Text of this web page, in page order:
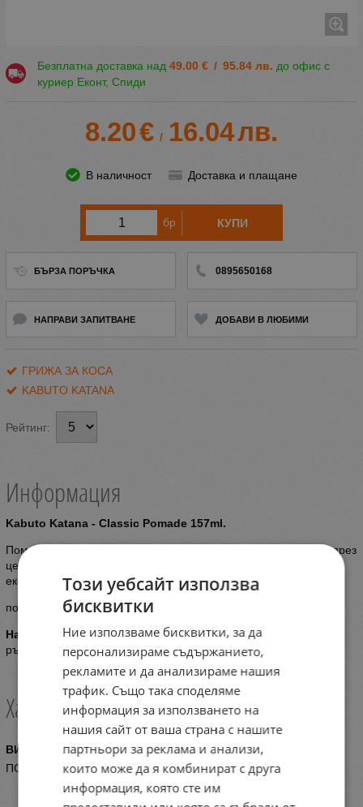
Безплатна доставка над 49.00 € / 95.84 лв. до офис с
куриер Еконт, Спиди
8.20€ / 16.04лв.
В наличност Доставка и плащане
бр КУПИ
БЪРЗА ПОРЪЧКА 0895650168
НАПРАВИ ЗАПИТВАНЕ ДОБАВИ В ЛЮБИМИ
ГРИЖА ЗА КОСА
KABUTO KATANA
Рейтинг:
Информация
Kabuto Katana - Classic Pomade 157ml.
Помага да придаде на косата класическа здравина и блясък през
целия ден, благодарение на подхранващите растителни
екстракти.
подходящ за къдрава или дълга коса.
Начин на употреба: Добавете малко количество в дланта на
ръката си и нежно масажирайте върху влажна или суха коса.
Характеристики
ВИД
ПОМАДА
Този уебсайт използва
бисквитки
Ние използваме бисквитки, за да
персонализираме съдържанието,
рекламите и да анализираме нашия
трафик. Също така споделяме
информация за използването на
нашия сайт от ваша страна с нашите
партньори за реклама и анализи,
които може да я комбинират с друга
информация, която сте им